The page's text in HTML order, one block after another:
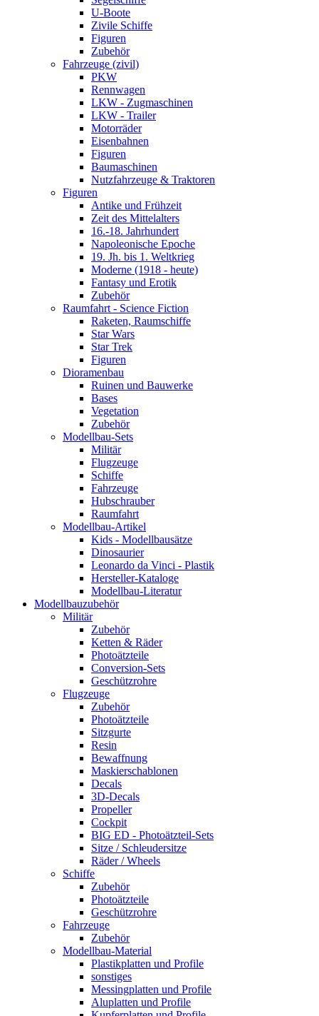
U-Boote
Zivile Schiffe
Figuren
Zubehör
Fahrzeuge (zivil)
PKW
Rennwagen
LKW - Zugmaschinen
LKW - Trailer
Motorräder
Eisenbahnen
Figuren
Baumaschinen
Nutzfahrzeuge & Traktoren
Figuren
Antike und Frühzeit
Zeit des Mittelalters
16.-18. Jahrhundert
Napoleonische Epoche
19. Jh. bis 1. Weltkrieg
Moderne (1918 - heute)
Fantasy und Erotik
Zubehör
Raumfahrt - Science Fiction
Raketen, Raumschiffe
Star Wars
Star Trek
Figuren
Dioramenbau
Ruinen und Bauwerke
Bases
Vegetation
Zubehör
Modellbau-Sets
Militär
Flugzeuge
Schiffe
Fahrzeuge
Hubschrauber
Raumfahrt
Modellbau-Artikel
Kids - Modellbausätze
Dinosaurier
Leonardo da Vinci - Plastik
Hersteller-Kataloge
Modellbau-Literatur
Modellbauzubehör
Militär
Zubehör
Ketten & Räder
Photoätzteile
Conversion-Sets
Geschützrohre
Flugzeuge
Zubehör
Photoätzteile
Sitzgurte
Resin
Bewaffnung
Maskierschablonen
Decals
3D-Decals
Propeller
Cockpit
BIG ED - Photoätzteil-Sets
Sitze / Schleudersitze
Räder / Wheels
Schiffe
Zubehör
Photoätzteile
Geschützrohre
Fahrzeuge
Zubehör
Modellbau-Material
Plastikplatten und Profile
sonstiges
Messingplatten und Profile
Aluplatten und Profile